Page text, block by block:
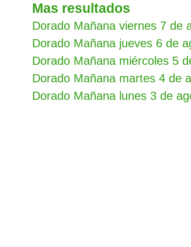
Mas resultados
Dorado Mañana viernes 7 de
Dorado Mañana jueves 6 de
Dorado Mañana miércoles 5
Dorado Mañana martes 4 de
Dorado Mañana lunes 3 de